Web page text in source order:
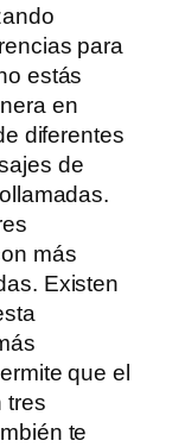
para
estás
en
diferentes
de
más
Existen
que el
tres
te